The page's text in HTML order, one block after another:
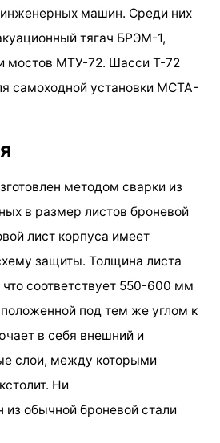
машин. Среди них
тягач БРЭМ-1,
мостов МТУ-72. Шасси Т-72
самоходной установки МСТА-
методом сварки из
в размер листов броневой
лист корпуса имеет
защиты. Толщина листа
соответствует 550-600 мм
под тем же углом к
в себя внешний и
слои, между которыми
Ни
из обычной броневой стали